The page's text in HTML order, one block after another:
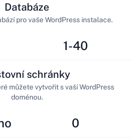
Databáze
pro vaše WordPress instalace.
1-40
schránky
můžete vytvořit s vaší WordPress
doménou.
0